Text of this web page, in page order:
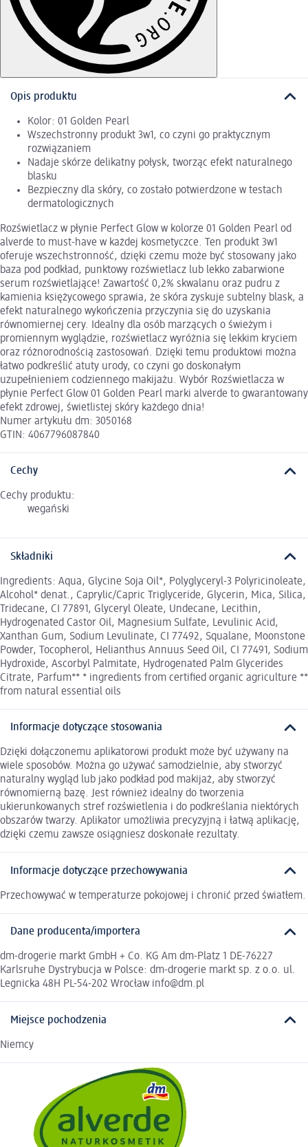
Opis produktu
Kolor: 01 Golden Pearl
Wszechstronny produkt 3w1, co czyni go praktycznym
rozwiązaniem
Nadaje skórze delikatny połysk, tworząc efekt naturalnego
blasku
Bezpieczny dla skóry, co zostało potwierdzone w testach
dermatologicznych
Rozświetlacz w płynie Perfect Glow w kolorze 01 Golden Pearl od
alverde to must-have w każdej kosmetyczce. Ten produkt 3w1
oferuje wszechstronność, dzięki czemu może być stosowany jako
baza pod podkład, punktowy rozświetlacz lub lekko zabarwione
serum rozświetlające! Zawartość 0,2% skwalanu oraz pudru z
kamienia księżycowego sprawia, że skóra zyskuje subtelny blask, a
efekt naturalnego wykończenia przyczynia się do uzyskania
równomiernej cery. Idealny dla osób marzących o świeżym i
promiennym wyglądzie, rozświetlacz wyróżnia się lekkim kryciem
oraz różnorodnością zastosowań. Dzięki temu produktowi można
łatwo podkreślić atuty urody, co czyni go doskonałym
uzupełnieniem codziennego makijażu. Wybór Rozświetlacza w
płynie Perfect Glow 01 Golden Pearl marki alverde to gwarantowany
efekt zdrowej, świetlistej skóry każdego dnia!
Numer artykułu dm: 3050168
GTIN: 4067796087840
Cechy
Cechy produktu:
wegański
Składniki
Ingredients: Aqua, Glycine Soja Oil*, Polyglyceryl-3 Polyricinoleate,
Alcohol* denat., Caprylic/Capric Triglyceride, Glycerin, Mica, Silica,
Tridecane, CI 77891, Glyceryl Oleate, Undecane, Lecithin,
Hydrogenated Castor Oil, Magnesium Sulfate, Levulinic Acid,
Xanthan Gum, Sodium Levulinate, CI 77492, Squalane, Moonstone
Powder, Tocopherol, Helianthus Annuus Seed Oil, CI 77491, Sodium
Hydroxide, Ascorbyl Palmitate, Hydrogenated Palm Glycerides
Citrate, Parfum** * ingredients from certified organic agriculture **
from natural essential oils
Informacje dotyczące stosowania
Dzięki dołączonemu aplikatorowi produkt może być używany na
wiele sposobów. Można go używać samodzielnie, aby stworzyć
naturalny wygląd lub jako podkład pod makijaż, aby stworzyć
równomierną bazę. Jest również idealny do tworzenia
ukierunkowanych stref rozświetlenia i do podkreślania niektórych
obszarów twarzy. Aplikator umożliwia precyzyjną i łatwą aplikację,
dzięki czemu zawsze osiągniesz doskonałe rezultaty.
Informacje dotyczące przechowywania
Przechowywać w temperaturze pokojowej i chronić przed światłem.
Dane producenta/importera
dm-drogerie markt GmbH + Co. KG Am dm-Platz 1 DE-76227
Karlsruhe Dystrybucja w Polsce: dm-drogerie markt sp. z o.o. ul.
Legnicka 48H PL-54-202 Wrocław info@dm.pl
Miejsce pochodzenia
Niemcy